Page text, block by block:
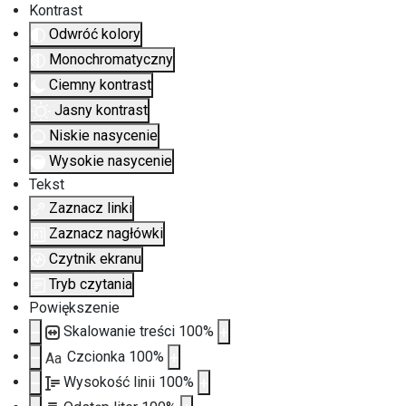
Kontrast
Odwróć kolory
Monochromatyczny
Ciemny kontrast
Jasny kontrast
Niskie nasycenie
Wysokie nasycenie
Tekst
Zaznacz linki
Zaznacz nagłówki
Czytnik ekranu
Tryb czytania
Powiększenie
Skalowanie treści 100%
Aa Czcionka 100%
Wysokość linii 100%